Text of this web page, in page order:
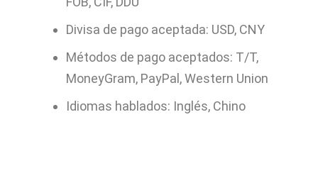
Divisa de pago aceptada: USD, CNY
Métodos de pago aceptados: T/T,
MoneyGram, PayPal, Western Union
Idiomas hablados: Inglés, Chino